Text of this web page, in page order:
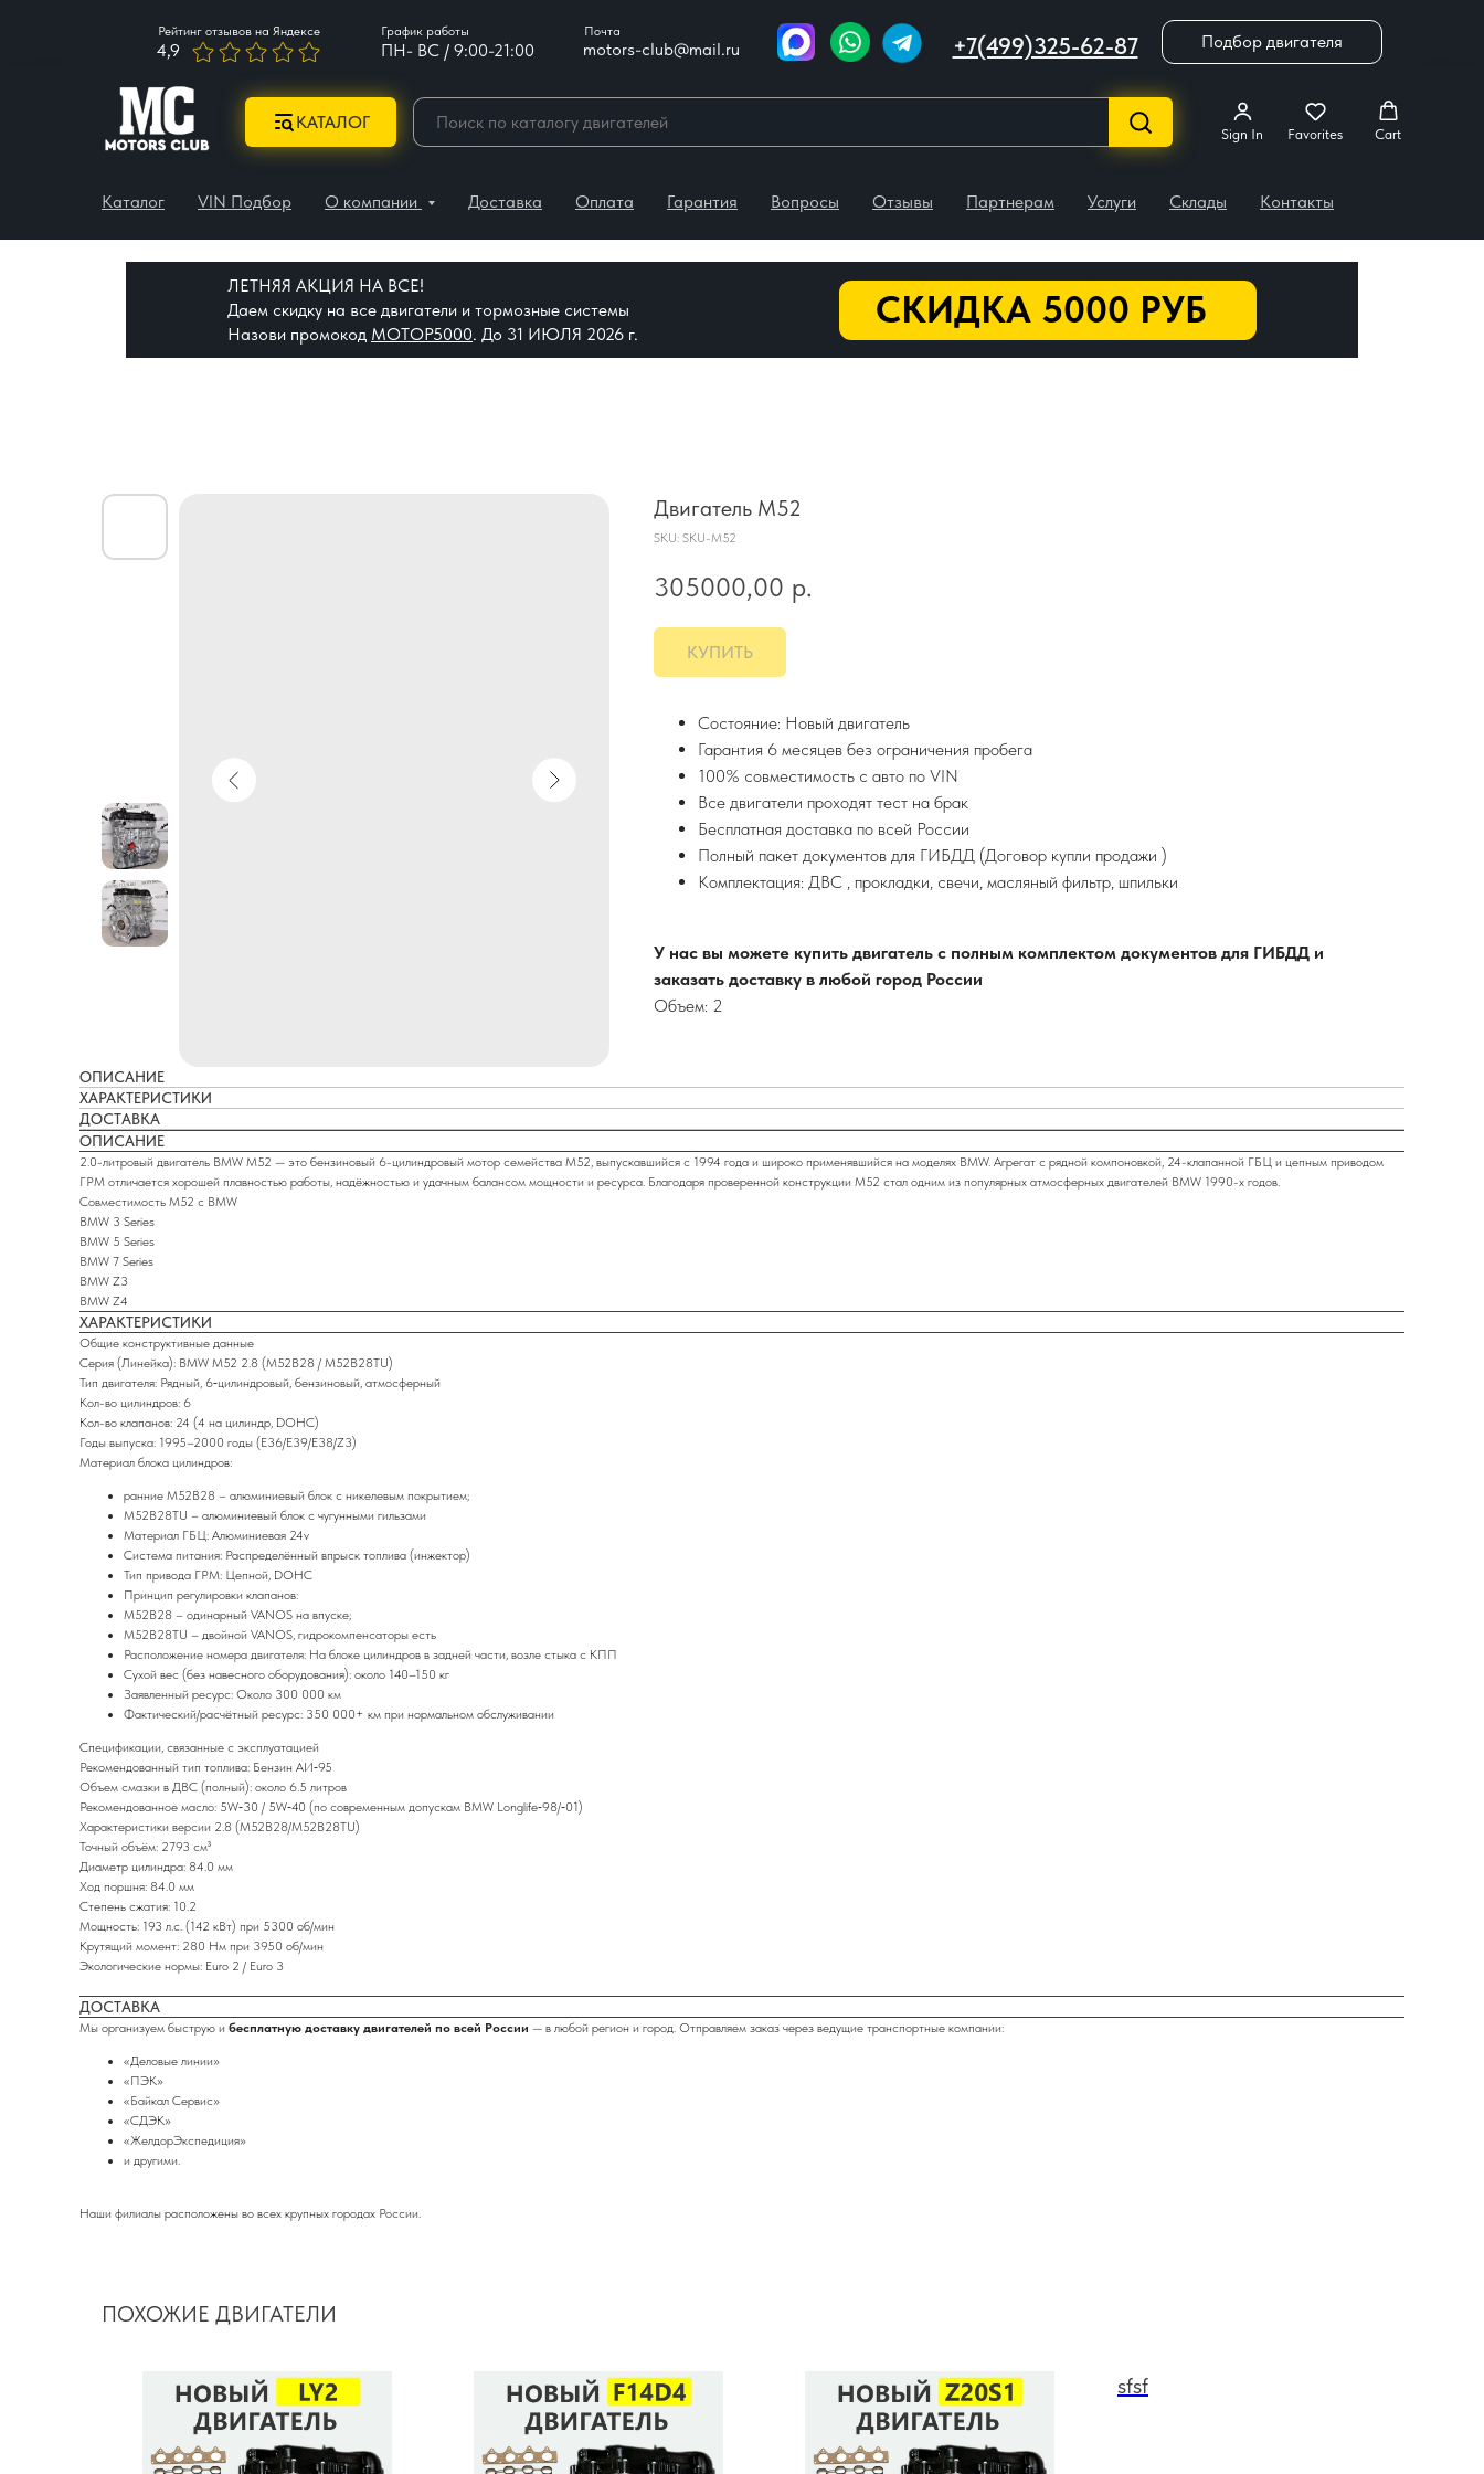
+7(499)325-62-87
ПН- ВС / 9:00-21:00
Почта
Рейтинг отзывов на Яндексе График работы
motors-club@mail.ru
4,9 Подбор двигателя
КАТАЛОГ
Sign In Favorites Cart
Каталог VIN Подбор О компании Доставка Оплата Гарантия Вопросы Отзывы Партнерам Услуги Склады Контакты
СКИДКА 5000 РУБ
ЛЕТНЯЯ АКЦИЯ НА ВСЕ!
Даем скидку на все двигатели и тормозные системы
Назови промокод МОТОР5000. До 31 ИЮЛЯ 2026 г.
Двигатель M52
SKU: SKU-M52
305000,00 р.
КУПИТЬ
Состояние: Новый двигатель
Гарантия 6 месяцев без ограничения пробега
100% совместимость с авто по VIN
Все двигатели проходят тест на брак
Бесплатная доставка по всей России
Полный пакет документов для ГИБДД (Договор купли продажи )
Комплектация: ДВС , прокладки, свечи, масляный фильтр, шпильки
У нас вы можете купить двигатель с полным комплектом документов для ГИБДД и
заказать доставку в любой город России
Объем: 2
ОПИСАНИЕ
ХАРАКТЕРИСТИКИ
ДОСТАВКА
ОПИСАНИЕ
2.0-литровый двигатель BMW M52 — это бензиновый 6-цилиндровый мотор семейства M52, выпускавшийся с 1994 года и широко применявшийся на моделях BMW. Агрегат с рядной компоновкой, 24-клапанной ГБЦ и цепным приводом
ГРМ отличается хорошей плавностью работы, надёжностью и удачным балансом мощности и ресурса. Благодаря проверенной конструкции M52 стал одним из популярных атмосферных двигателей BMW 1990-х годов.
Совместимость M52 с BMW
BMW 3 Series
BMW 5 Series
BMW 7 Series
BMW Z3
BMW Z4
ХАРАКТЕРИСТИКИ
Общие конструктивные данные
Серия (Линейка): BMW M52 2.8 (M52B28 / M52B28TU)
Тип двигателя: Рядный, 6‑цилиндровый, бензиновый, атмосферный
Кол-во цилиндров: 6
Кол-во клапанов: 24 (4 на цилиндр, DOHC)
Годы выпуска: 1995–2000 годы (E36/E39/E38/Z3)
Материал блока цилиндров:
ранние M52B28 – алюминиевый блок с никелевым покрытием;
M52B28TU – алюминиевый блок с чугунными гильзами
Материал ГБЦ: Алюминиевая 24v
Система питания: Распределённый впрыск топлива (инжектор)
Тип привода ГРМ: Цепной, DOHC
Принцип регулировки клапанов:
M52B28 – одинарный VANOS на впуске;
M52B28TU – двойной VANOS, гидрокомпенсаторы есть
Расположение номера двигателя: На блоке цилиндров в задней части, возле стыка с КПП
Сухой вес (без навесного оборудования): около 140–150 кг
Заявленный ресурс: Около 300 000 км
Фактический/расчётный ресурс: 350 000+ км при нормальном обслуживании
Спецификации, связанные с эксплуатацией
Рекомендованный тип топлива: Бензин АИ‑95
Объем смазки в ДВС (полный): около 6.5 литров
Рекомендованное масло: 5W‑30 / 5W‑40 (по современным допускам BMW Longlife‑98/‑01)
Характеристики версии 2.8 (M52B28/M52B28TU)
Точный объём: 2793 см³
Диаметр цилиндра: 84.0 мм
Ход поршня: 84.0 мм
Степень сжатия: 10.2
Мощность: 193 л.с. (142 кВт) при 5300 об/мин
Крутящий момент: 280 Нм при 3950 об/мин
Экологические нормы: Euro 2 / Euro 3
ДОСТАВКА
Мы организуем быструю и бесплатную доставку двигателей по всей России — в любой регион и город. Отправляем заказ через ведущие транспортные компании:
«Деловые линии»
«ПЭК»
«Байкал Сервис»
«СДЭК»
«ЖелдорЭкспедиция»
и другими.
Наши филиалы расположены во всех крупных городах России.
ПОХОЖИЕ ДВИГАТЕЛИ
sfsf